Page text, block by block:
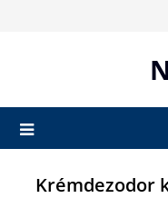
Krémdezodor